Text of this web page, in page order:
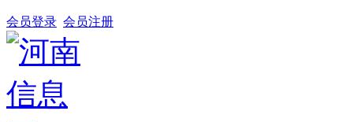
会员登录 会员注册